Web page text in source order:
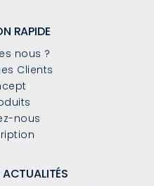
RAPIDE
nous ?
Clients
nous
ACTUALITÉS